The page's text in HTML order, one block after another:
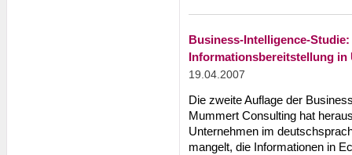
Business-Intelligence-
Informationsbereitstellung in
19.04.2007
Die zweite Auflage der
Mummert Consulting hat
Unternehmen im
mangelt, die Informationen in